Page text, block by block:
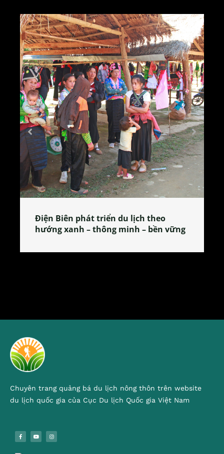
Làng làm bánh tẻ Phú Nhi – nơi lan
tỏa đặc sản xứ Đoài
Chuyên trang quảng bá du lịch nông thôn trên website
du lịch quốc gia của Cục Du lịch Quốc gia Việt Nam